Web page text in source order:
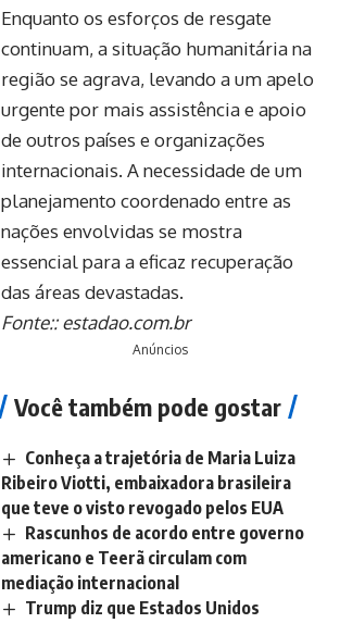
Enquanto os esforços de resgate
continuam, a situação humanitária na
região se agrava, levando a um apelo
urgente por mais assistência e apoio
de outros países e organizações
internacionais. A necessidade de um
planejamento coordenado entre as
nações envolvidas se mostra
essencial para a eficaz recuperação
das áreas devastadas.
Fonte::estadao.com.br
Anúncios
Você também pode gostar
Conheça a trajetória de Maria Luiza
Ribeiro Viotti, embaixadora brasileira
que teve o visto revogado pelos EUA
Rascunhos de acordo entre governo
americano e Teerã circulam com
mediação internacional
Trump diz que Estados Unidos